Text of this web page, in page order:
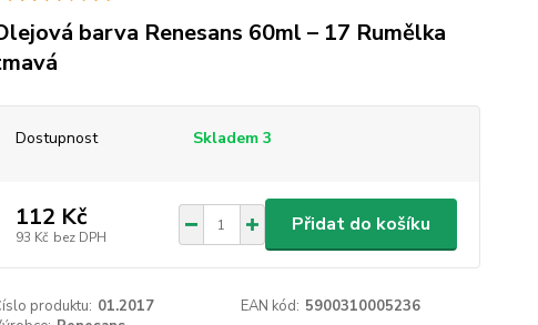
barva Renesans 60ml – 17 Rumělka
Dostupnost Skladem 3
112 Kč
93 Kč bez DPH
Přidat do košíku
produktu: 01.2017 EAN kód: 5900310005236